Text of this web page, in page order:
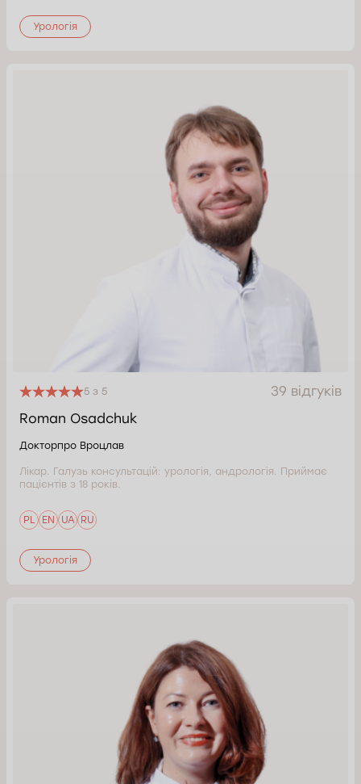
Урологія
5 з 5
39 відгуків
Roman Osadchuk
Докторпро Вроцлав
Лікар. Галузь консультацій: урологія, андрологія. Приймає
пацієнтів з 18 років.
PL EN UA RU
Урологія